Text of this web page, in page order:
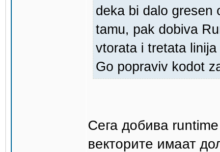
deka bi dalo gresen
tamu, pak dobiva
vtorata i tretata
Go popraviv kodot
Сега добива
векторите имаат